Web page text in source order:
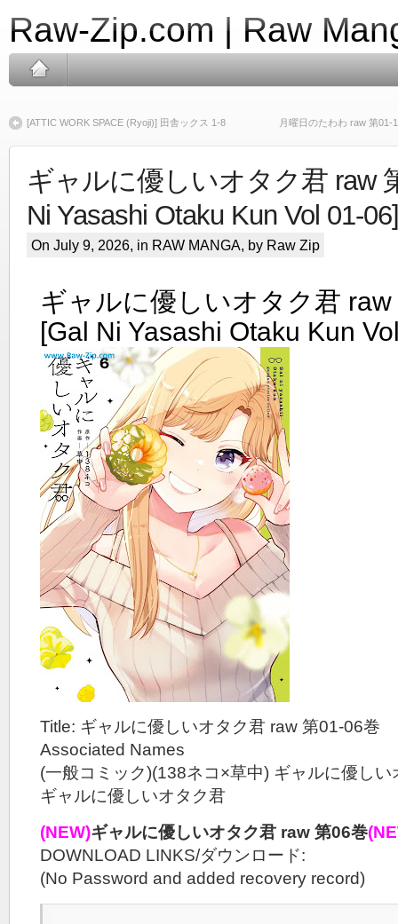
Raw-Zip.com | Raw
[ATTIC WORK SPACE (Ryoji)] 田舎ックス 1-8 月曜日のたわわ raw 第01-
ギャルに優しいオタク君 raw
Ni Yasashi Otaku Kun Vol 01-06]
On July 9, 2026, in RAW MANGA, by Raw Zip
ギャルに優しいオタク君
[Gal Ni Yasashi Otaku Kun
Title: ギャルに優しいオタク君 raw 第01-06巻
Associated Names
(一般コミック)(138ネコ×草中) ギャルに優しい
ギャルに優しいオタク君
(NEW)ギャルに優しいオタク君 raw 第06巻
DOWNLOAD LINKS/ダウンロード:
(No Password and added recovery record)